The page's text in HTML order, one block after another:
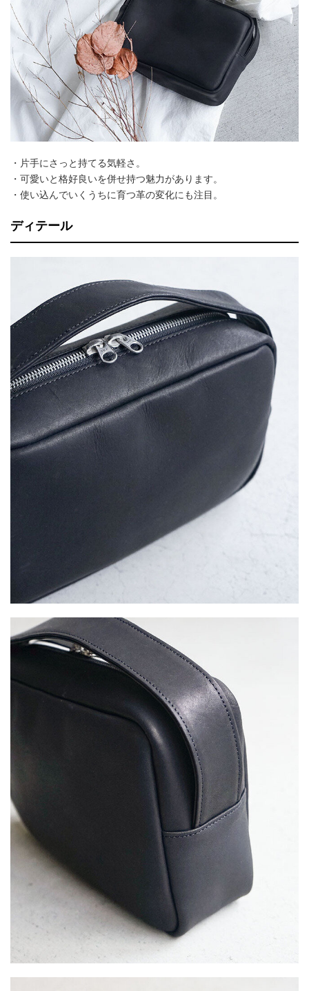
・片手にさっと持てる気軽さ。
・可愛いと格好良いを併せ持つ魅力があります。
・使い込んでいくうちに育つ革の変化にも注目。
ディテール